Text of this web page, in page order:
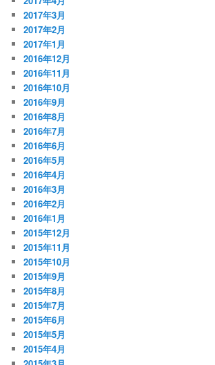
2017年3月
2017年2月
2017年1月
2016年12月
2016年11月
2016年10月
2016年9月
2016年8月
2016年7月
2016年6月
2016年5月
2016年4月
2016年3月
2016年2月
2016年1月
2015年12月
2015年11月
2015年10月
2015年9月
2015年8月
2015年7月
2015年6月
2015年5月
2015年4月